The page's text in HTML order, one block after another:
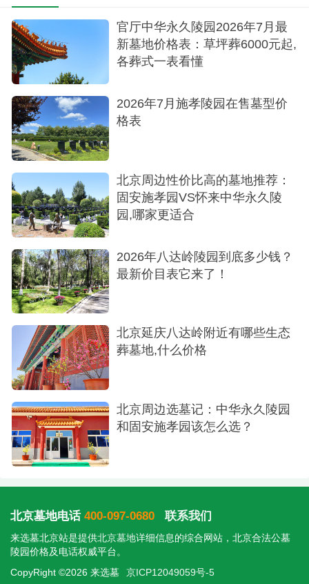
立碑17型：158,000元
立碑18型：158,000元
墓区
三、如意园（生态树葬区）
如意园是推广生态节地葬法的园区，以树葬为
核心，环境自然清幽，价格亲民，是选择生态安葬
的优质之选。
树葬卧碑/书碑/卷轴碑：78,800元(多种款式同
四、锡安园（基督教风格区）
锡安园是为有基督教信仰的逝者设立的专属园
十字架碑：45,800元
官厅中华永久陵园2026年7月最
新墓地价格表：草坪葬6000元起,
各葬式一表看懂
2026年7月施孝陵园在售墓型价
格表
北京周边性价比高的墓地推荐：
固安施孝园VS怀来中华永久陵
园,哪家更适合
2026年八达岭陵园到底多少钱？
最新价目表它来了！
北京延庆八达岭附近有哪些生态
葬墓地,什么价格
北京周边选墓记：中华永久陵园
和固安施孝园该怎么选？
北京墓地电话 400-097-0680 联系我们
来选墓北京站是提供北京墓地详细信息的综合网站，北京合法公墓
陵园价格及电话权威平台。
CopyRight ©2026 来选墓
京ICP12049059号-5